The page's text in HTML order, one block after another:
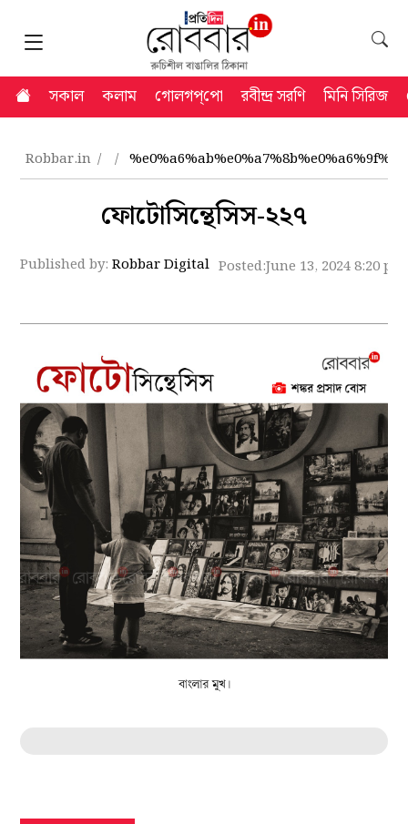
সকাল কলাম গোলগপ্‌পো রবীন্দ্র সরণি মিনি সিরিজ
Robbar.in
ফোটোসিন্থেসিস-২২৭
Published by:Robbar Digital Posted:June 13, 2024 8:20 pm